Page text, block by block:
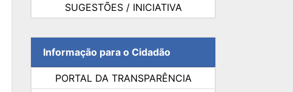
SUGESTÕES / INICIATIVA
Informação para o Cidadão
PORTAL DA TRANSPARÊNCIA